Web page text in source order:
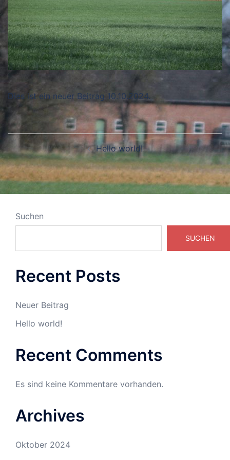
Dies ist ein neuer Beitrag 10.10.2024.
Beitragsnavigation
Hello world!
Suchen
SUCHEN
Recent Posts
Neuer Beitrag
Hello world!
Recent Comments
Es sind keine Kommentare vorhanden.
Archives
Oktober 2024